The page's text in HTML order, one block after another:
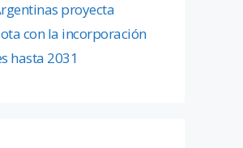
proyecta
con la incorporación
hasta 2031